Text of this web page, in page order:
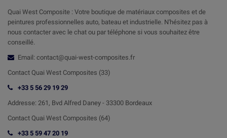
Quai West Composite : Votre boutique de matériaux composites et de
peintures professionnelles auto, bateau et industrielle. N'hésitez pas à
nous contacter avec le chat ou par téléphone si vous souhaitez être
conseillé.
Email: contact@quai-west-composites.fr
Contact Quai West Composites (33)
+33 5 56 29 19 29
Addresse: 261, Bvd Alfred Daney - 33300 Bordeaux
Contact Quai West Composites (64)
+33 5 59 47 20 19